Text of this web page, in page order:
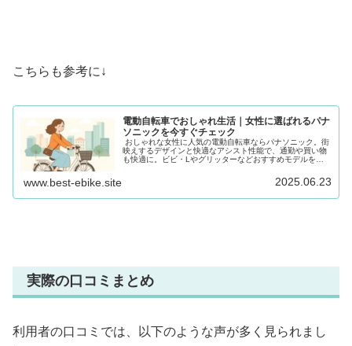
こちらも参考に↓
電動自転車でおしゃれ生活｜女性に選ばれるパナ
ソニックを今すぐチェック
おしゃれな女性に人気の電動自転車ならパナソニック。街
映えするデザインと快適なアシスト性能で、通勤や買い物
も快適に。ビビ・Lやグリッターなどおすすめモデルを徹
自転車の魅力や、失敗しない選び方を、実際の口コミや他
モデルとの比較を交えて詳しくご紹介します。
www.best-ebike.site 2025.06.23
実際の口コミまとめ
利用者の口コミでは、以下のような声が多く見られまし